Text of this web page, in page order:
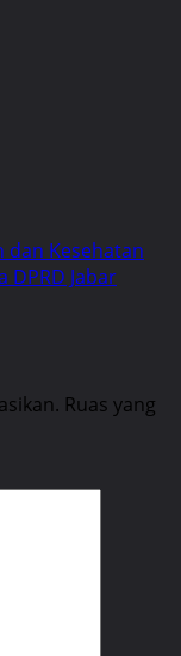
dan Kesehatan
DPRD Jabar
Ruas yang